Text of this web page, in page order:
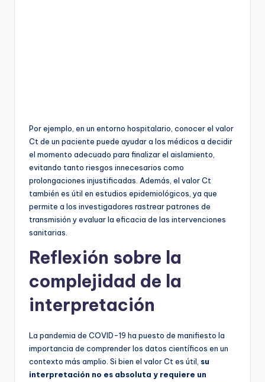
Por ejemplo, en un entorno hospitalario, conocer el valor
Ct de un paciente puede ayudar a los médicos a decidir
el momento adecuado para finalizar el aislamiento,
evitando tanto riesgos innecesarios como
prolongaciones injustificadas. Además, el valor Ct
también es útil en estudios epidemiológicos, ya que
permite a los investigadores rastrear patrones de
transmisión y evaluar la eficacia de las intervenciones
sanitarias.
Reflexión sobre la
complejidad de la
interpretación
La pandemia de COVID-19 ha puesto de manifiesto la
importancia de comprender los datos científicos en un
contexto más amplio. Si bien el valor Ct es útil, su
interpretación no es absoluta y requiere un